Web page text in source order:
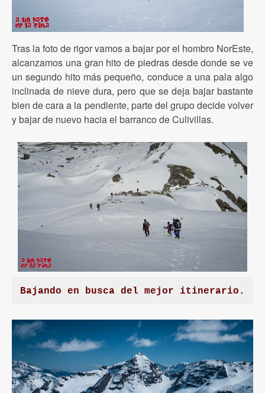
Tras la foto de rigor vamos a bajar por el hombro NorEste,
alcanzamos una gran hito de piedras desde donde se ve
un segundo hito más pequeño, conduce a una pala algo
inclinada de nieve dura, pero que se deja bajar bastante
bien de cara a la pendiente, parte del grupo decide volver
y bajar de nuevo hacia el barranco de Culivillas.
Bajando en busca del mejor itinerario.